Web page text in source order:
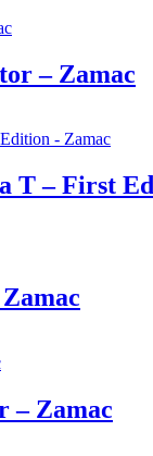
– Zamac
T – First
– Zamac